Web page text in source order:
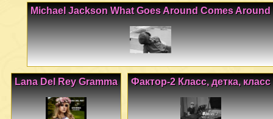
Michael Jackson What Goes Around Comes Around
Фактор-2 Класс, детка, класс
Lana Del Rey Gramma